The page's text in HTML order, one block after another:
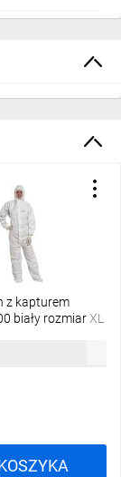
z kapturem
biały rozmiar XL